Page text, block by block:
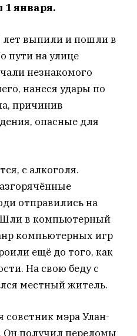
января.
лет выпили и пошли в
пути на улице
незнакомого
нанеся удары по
причинив
опасные для
с алкоголя.
отправились на
в компьютерный
компьютерных игр
ещё до того, как
На свою беду с
местный житель.
мэра Улан-
получил переломы